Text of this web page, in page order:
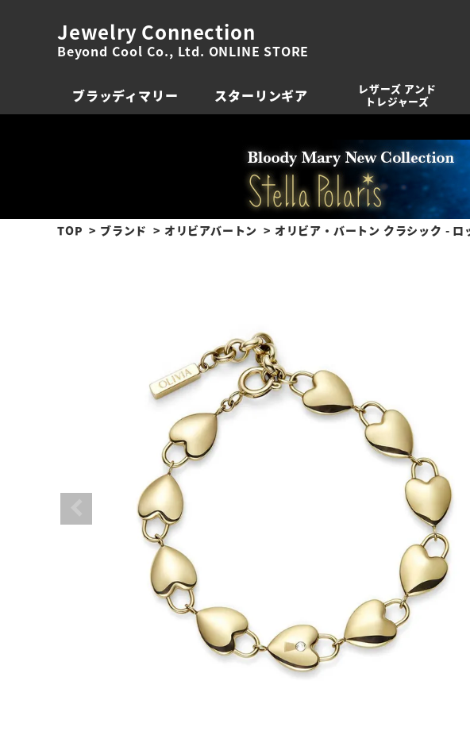
Jewelry Connection
Beyond Cool Co., Ltd. ONLINE STORE
ブラッディマリー スターリンギア
レザーズ アンド
トレジャーズ
TOP ブランド オリビアバートン オリビア・バートン クラシック -